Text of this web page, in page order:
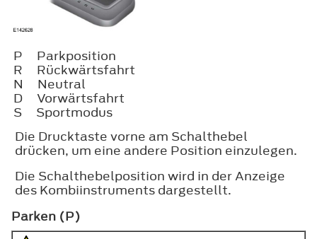
P
Parkposition
R
Rückwärtsfahrt
N
Neutral
D
Vorwärtsfahrt
S
Sportmodus
Die Drucktaste vorne am Schalthebel
drücken, um eine andere Position einzulegen.
Die Schalthebelposition wird in der Anzeige
des Kombiinstruments dargestellt.
Parken (P)